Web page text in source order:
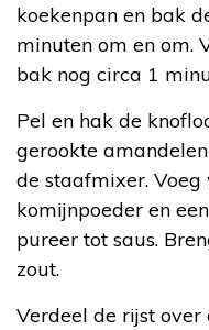
koekenpan en bak
minuten om en om.
bak nog circa 1
Pel en hak de
gerookte
de staafmixer.
komijnpoeder en
pureer tot saus.
zout.
Verdeel de rijst